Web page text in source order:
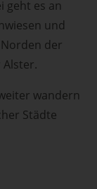
geht es an
und
der
wandern
Städte